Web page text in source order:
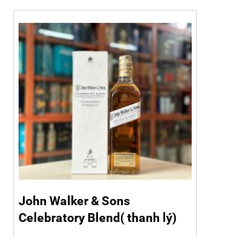
John Walker & Sons
Celebratory Blend( thanh lý)